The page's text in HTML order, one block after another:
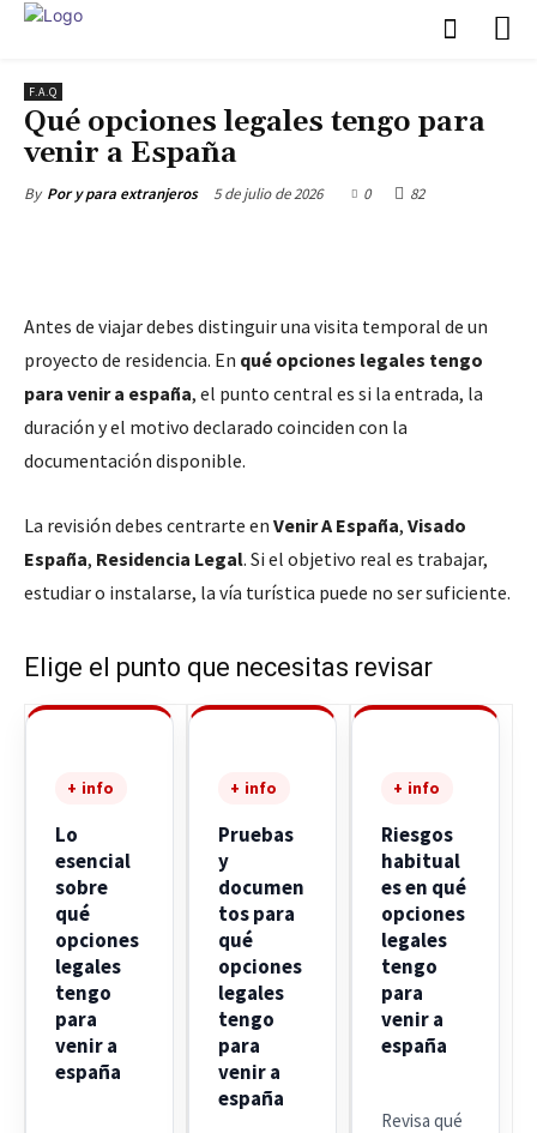
F.A.Q
Qué opciones legales tengo para
venir a España
By Por y para extranjeros 5 de julio de 2026 0 82
Antes de viajar debes distinguir una visita temporal de un
proyecto de residencia. En qué opciones legales tengo
para venir a españa, el punto central es si la entrada, la
duración y el motivo declarado coinciden con la
documentación disponible.
La revisión debes centrarte en Venir A España, Visado
España, Residencia Legal. Si el objetivo real es trabajar,
estudiar o instalarse, la vía turística puede no ser suficiente.
Elige el punto que necesitas revisar
+ info
Lo
esencial
sobre
qué
opciones
legales
tengo
para
venir a
españa
+ info
Pruebas
y
documen
tos para
qué
opciones
legales
tengo
para
venir a
españa
+ info
Riesgos
habitual
es en qué
opciones
legales
tengo
para
venir a
españa
Revisa qué